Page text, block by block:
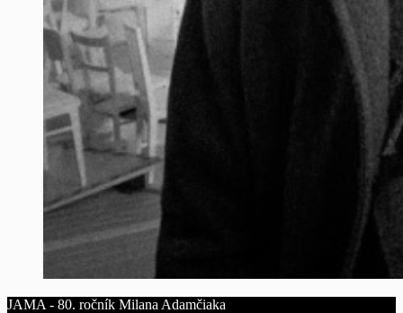
JAMA - 80. ročník Milana Adamčiaka